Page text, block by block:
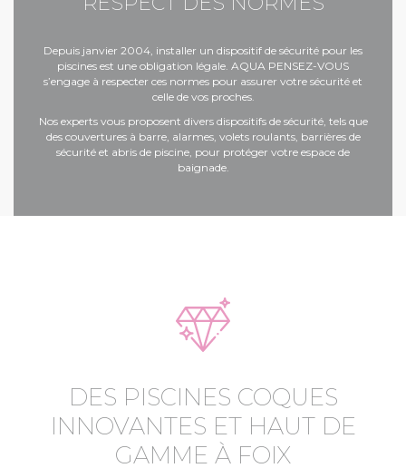
Depuis janvier 2004, installer un dispositif de sécurité pour les
piscines est une obligation légale. AQUA PENSEZ-VOUS
s’engage à respecter ces normes pour assurer votre sécurité et
celle de vos proches.
Nos experts vous proposent divers dispositifs de sécurité, tels que
des couvertures à barre, alarmes, volets roulants, barrières de
sécurité et abris de piscine , pour protéger votre espace de
baignade.
DES PISCINES COQUES
INNOVANTES ET HAUT DE
GAMME À FOIX